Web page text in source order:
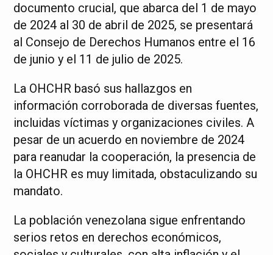
documento crucial, que abarca del 1 de mayo
de 2024 al 30 de abril de 2025, se presentará
al Consejo de Derechos Humanos entre el 16
de junio y el 11 de julio de 2025.
La OHCHR basó sus hallazgos en
información corroborada de diversas fuentes,
incluidas víctimas y organizaciones civiles. A
pesar de un acuerdo en noviembre de 2024
para reanudar la cooperación, la presencia de
la OHCHR es muy limitada, obstaculizando su
mandato.
La población venezolana sigue enfrentando
serios retos en derechos económicos,